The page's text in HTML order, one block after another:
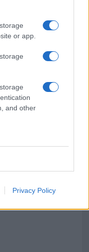
or app.
and other
Privacy Policy
Olbia ombelico del
la vicesindaco:
visita privata̶…
a fuoco due furgoni